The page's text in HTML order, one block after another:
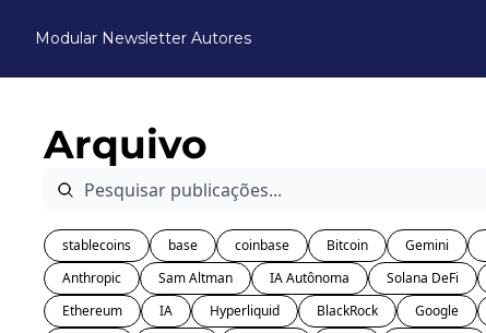
Modular Newsletter Autores
Arquivo
stablecoins base coinbase Bitcoin Gemini
Anthropic
Sam Altman IA Autônoma Solana DeFi
Ethereum
IA Hyperliquid BlackRock Google